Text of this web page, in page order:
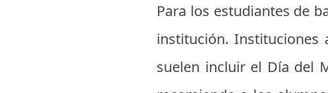
Para los estudiantes de
institución. Instituciones
suelen incluir el Día del